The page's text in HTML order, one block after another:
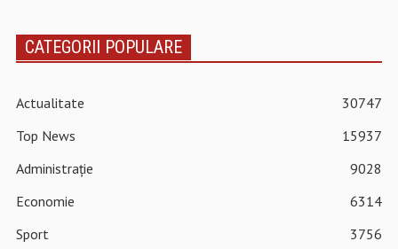
CATEGORII POPULARE
Actualitate
30747
Top News
15937
Administrație
9028
Economie
6314
Sport
3756